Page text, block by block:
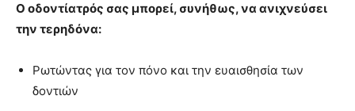
Ο οδοντίατρός σας μπορεί, συνήθως, να ανιχνεύσει
την τερηδόνα:
Ρωτώντας για τον πόνο και την ευαισθησία των
δοντιών